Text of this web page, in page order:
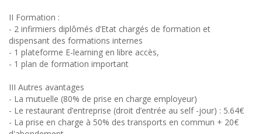
II Formation :
- 2 infirmiers diplômés d’Etat chargés de formation et
dispensant des formations internes
- 1 plateforme E-learning en libre accès,
- 1 plan de formation important
III Autres avantages
- La mutuelle (80% de prise en charge employeur)
- Le restaurant d’entreprise (droit d’entrée au self -jour) : 5.64€
- La prise en charge à 50% des transports en commun + 20€